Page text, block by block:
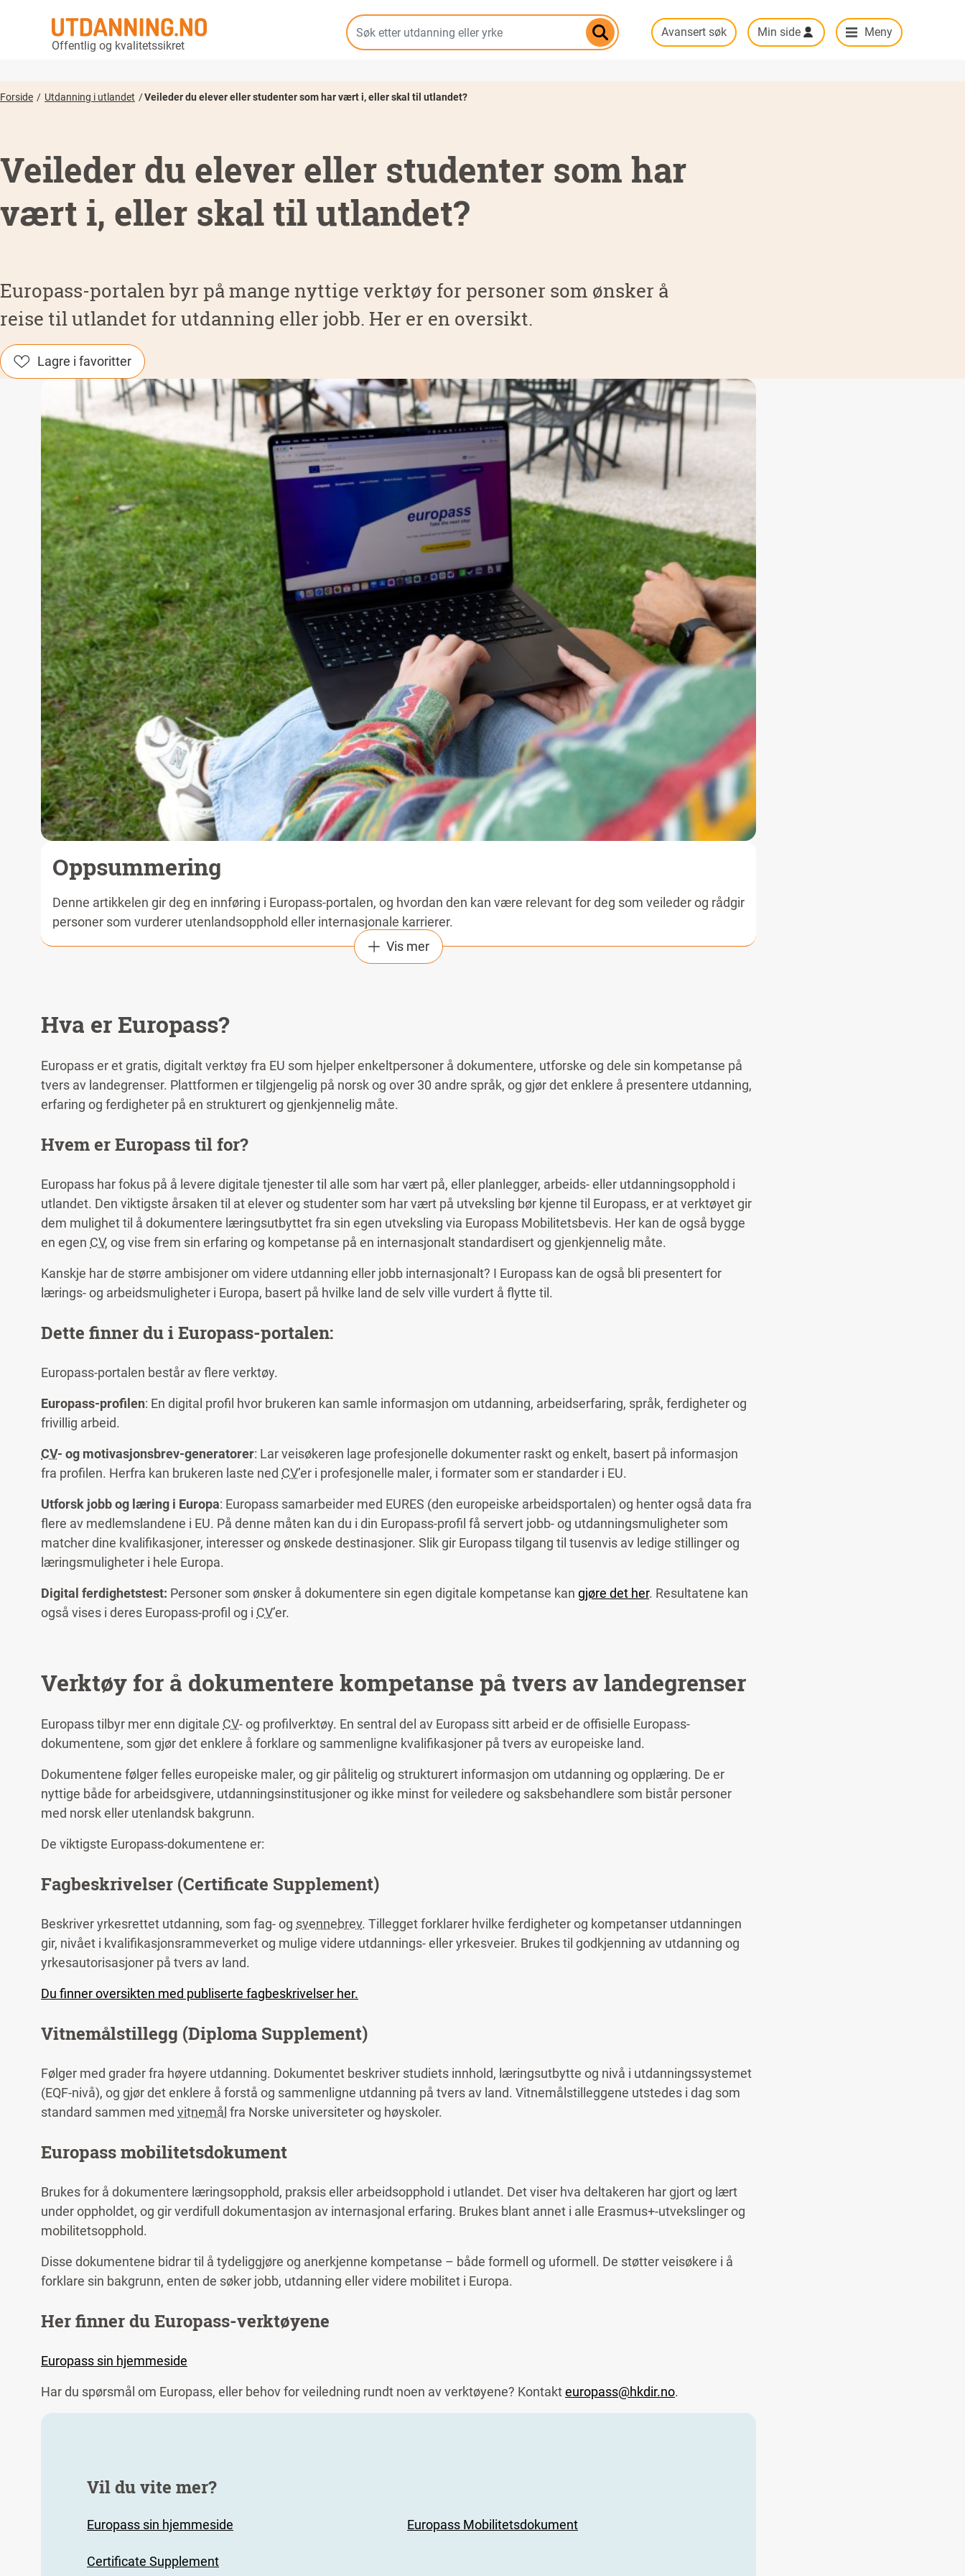
hovedinnhold
Offentlig og kvalitetssikret
Avansert søk Min side Meny
Forside Utdanning i utlandet Veileder du elever eller studenter som har vært i, eller skal til utlandet?
Veileder du elever eller studenter som har
vært i, eller skal til utlandet?
Europass-portalen byr på mange nyttige verktøy for personer som ønsker å
reise til utlandet for utdanning eller jobb. Her er en oversikt.
Lagre i favoritter
Oppsummering
Denne artikkelen gir deg en innføring i Europass-portalen, og hvordan den kan være relevant for deg som veileder og rådgir
personer som vurderer utenlandsopphold eller internasjonale karrierer.
Europass er et gratis, digitalt EU-verktøy for å dokumentere og dele kompetanse på tvers av landegrenser.
Europass administrerer offisielle dokumenter som gjør det enklere å forklare og sammenligne kvalifikasjoner på tvers
Vis mer
Hva er Europass?
Europass er et gratis, digitalt verktøy fra EU som hjelper enkeltpersoner å dokumentere, utforske og dele sin kompetanse på
tvers av landegrenser. Plattformen er tilgjengelig på norsk og over 30 andre språk, og gjør det enklere å presentere utdanning,
erfaring og ferdigheter på en strukturert og gjenkjennelig måte.
Hvem er Europass til for?
Europass har fokus på å levere digitale tjenester til alle som har vært på, eller planlegger, arbeids- eller utdanningsopphold i
utlandet. Den viktigste årsaken til at elever og studenter som har vært på utveksling bør kjenne til Europass, er at verktøyet gir
dem mulighet til å dokumentere læringsutbyttet fra sin egen utveksling via Europass Mobilitetsbevis. Her kan de også bygge
en egen CV, og vise frem sin erfaring og kompetanse på en internasjonalt standardisert og gjenkjennelig måte.
Kanskje har de større ambisjoner om videre utdanning eller jobb internasjonalt? I Europass kan de også bli presentert for
lærings- og arbeidsmuligheter i Europa, basert på hvilke land de selv ville vurdert å flytte til.
Dette finner du i Europass-portalen:
Europass-portalen består av flere verktøy.
Europass-profilen: En digital profil hvor brukeren kan samle informasjon om utdanning, arbeidserfaring, språk, ferdigheter og
frivillig arbeid.
CV- og motivasjonsbrev-generatorer: Lar veisøkeren lage profesjonelle dokumenter raskt og enkelt, basert på informasjon
fra profilen. Herfra kan brukeren laste ned CV’er i profesjonelle maler, i formater som er standarder i EU.
Utforsk jobb og læring i Europa: Europass samarbeider med EURES (den europeiske arbeidsportalen) og henter også data fra
flere av medlemslandene i EU. På denne måten kan du i din Europass-profil få servert jobb- og utdanningsmuligheter som
matcher dine kvalifikasjoner, interesser og ønskede destinasjoner. Slik gir Europass tilgang til tusenvis av ledige stillinger og
læringsmuligheter i hele Europa.
Digital ferdighetstest: Personer som ønsker å dokumentere sin egen digitale kompetanse kan gjøre det her. Resultatene kan
også vises i deres Europass-profil og i CV’er.
Verktøy for å dokumentere kompetanse på tvers av landegrenser
Europass tilbyr mer enn digitale CV- og profilverktøy. En sentral del av Europass sitt arbeid er de offisielle Europass-
dokumentene, som gjør det enklere å forklare og sammenligne kvalifikasjoner på tvers av europeiske land.
Dokumentene følger felles europeiske maler, og gir pålitelig og strukturert informasjon om utdanning og opplæring. De er
nyttige både for arbeidsgivere, utdanningsinstitusjoner og ikke minst for veiledere og saksbehandlere som bistår personer
med norsk eller utenlandsk bakgrunn.
De viktigste Europass-dokumentene er:
Fagbeskrivelser (Certificate Supplement)
Beskriver yrkesrettet utdanning, som fag- og svennebrev. Tillegget forklarer hvilke ferdigheter og kompetanser utdanningen
gir, nivået i kvalifikasjonsrammeverket og mulige videre utdannings- eller yrkesveier. Brukes til godkjenning av utdanning og
yrkesautorisasjoner på tvers av land.
Du finner oversikten med publiserte fagbeskrivelser her.
Vitnemålstillegg (Diploma Supplement)
Følger med grader fra høyere utdanning. Dokumentet beskriver studiets innhold, læringsutbytte og nivå i utdanningssystemet
(EQF-nivå), og gjør det enklere å forstå og sammenligne utdanning på tvers av land. Vitnemålstilleggene utstedes i dag som
standard sammen med vitnemål fra Norske universiteter og høyskoler.
Europass mobilitetsdokument
Brukes for å dokumentere læringsopphold, praksis eller arbeidsopphold i utlandet. Det viser hva deltakeren har gjort og lært
under oppholdet, og gir verdifull dokumentasjon av internasjonal erfaring. Brukes blant annet i alle Erasmus+-utvekslinger og
mobilitetsopphold.
Disse dokumentene bidrar til å tydeliggjøre og anerkjenne kompetanse – både formell og uformell. De støtter veisøkere i å
forklare sin bakgrunn, enten de søker jobb, utdanning eller videre mobilitet i Europa.
Her finner du Europass-verktøyene
Europass sin hjemmeside
Har du spørsmål om Europass, eller behov for veiledning rundt noen av verktøyene? Kontakteuropass@hkdir.no.
Vil du vite mer?
Europass sin hjemmeside Europass Mobilitetsdokument
Certificate Supplement